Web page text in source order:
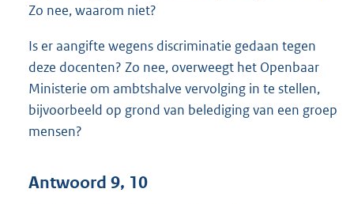
Zo nee, waarom niet?
Is er aangifte wegens discriminatie gedaan tegen
deze docenten? Zo nee, overweegt het Openbaar
Ministerie om ambtshalve vervolging in te stellen,
bijvoorbeeld op grond van belediging van een groep
mensen?
Antwoord 9, 10